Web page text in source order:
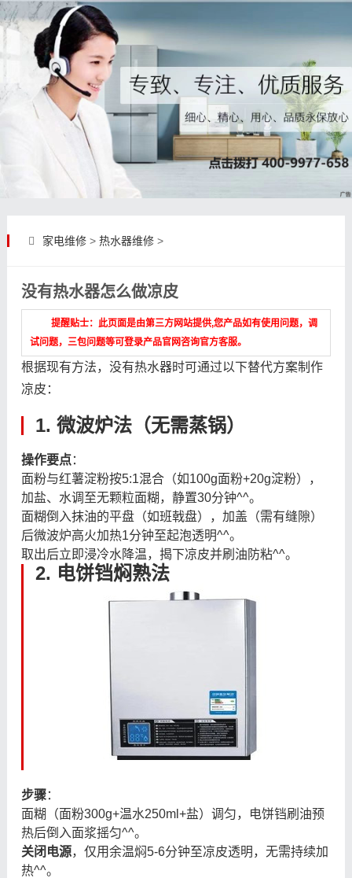
家电维修> 热水器维修>
没有热水器怎么做凉皮
提醒贴士：此页面是由第三方网站提供,您产品如有使用问题，调
试问题，三包问题等可登录产品官网咨询官方客服。
根据现有方法，没有热水器时可通过以下替代方案制作
凉皮：
1. 微波炉法（无需蒸锅）
操作要点：
面粉与红薯淀粉按5:1混合（如100g面粉+20g淀粉），
加盐、水调至无颗粒面糊，静置30分钟^^。
面糊倒入抹油的平盘（如班戟盘），加盖（需有缝隙）
后微波炉高火加热1分钟至起泡透明^^。
取出后立即浸冷水降温，揭下凉皮并刷油防粘^^。
2. 电饼铛焖熟法
步骤：
面糊（面粉300g+温水250ml+盐）调匀，电饼铛刷油预
热后倒入面浆摇匀^^。
关闭电源，仅用余温焖5-6分钟至凉皮透明，无需持续加
热^^。